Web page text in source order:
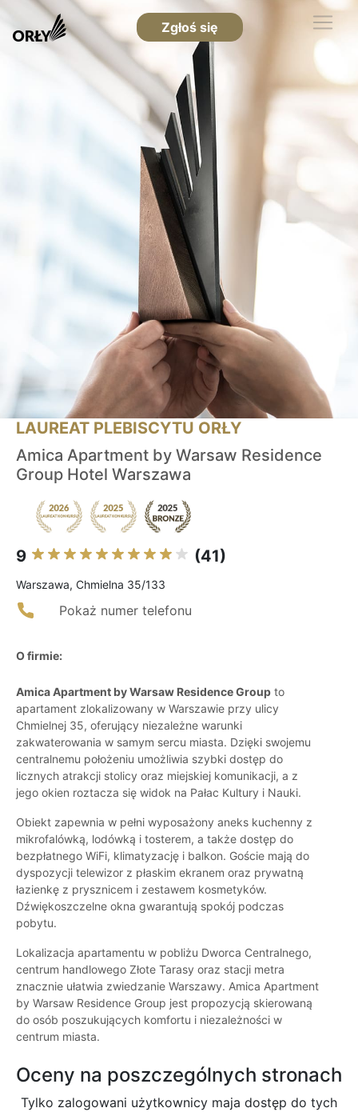
Zgłoś się
LAUREAT PLEBISCYTU ORŁY
Amica Apartment by Warsaw Residence
Group Hotel Warszawa
9 (41)
Warszawa, Chmielna 35/133
Pokaż numer telefonu
O firmie:
Amica Apartment by Warsaw Residence Group to
apartament zlokalizowany w Warszawie przy ulicy
Chmielnej 35, oferujący niezależne warunki
zakwaterowania w samym sercu miasta. Dzięki swojemu
centralnemu położeniu umożliwia szybki dostęp do
licznych atrakcji stolicy oraz miejskiej komunikacji, a z
jego okien roztacza się widok na Pałac Kultury i Nauki.
Obiekt zapewnia w pełni wyposażony aneks kuchenny z
mikrofalówką, lodówką i tosterem, a także dostęp do
bezpłatnego WiFi, klimatyzację i balkon. Goście mają do
dyspozycji telewizor z płaskim ekranem oraz prywatną
łazienkę z prysznicem i zestawem kosmetyków.
Dźwiękoszczelne okna gwarantują spokój podczas
pobytu.
Lokalizacja apartamentu w pobliżu Dworca Centralnego,
centrum handlowego Złote Tarasy oraz stacji metra
znacznie ułatwia zwiedzanie Warszawy. Amica Apartment
by Warsaw Residence Group jest propozycją skierowaną
do osób poszukujących komfortu i niezależności w
centrum miasta.
Oceny na poszczególnych stronach
Tylko zalogowani użytkownicy maja dostęp do tych